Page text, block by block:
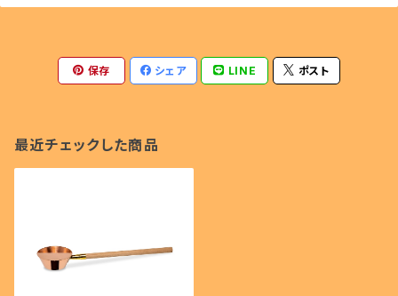
保存 シェア LINE ポスト
最近チェックした商品